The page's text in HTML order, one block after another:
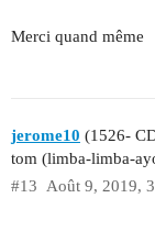
Merci quand même
jerome10 (1526-
tom (limba-limba-
Août 9, 2019,
#13